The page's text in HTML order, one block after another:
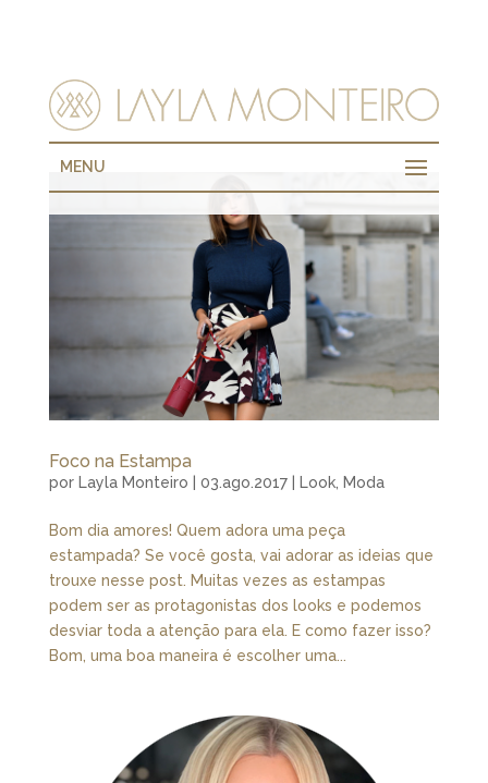
MENU
Foco na Estampa
por Layla Monteiro 03.ago.2017| Look, Moda
Bom dia amores! Quem adora uma peça
estampada? Se você gosta, vai adorar as ideias que
trouxe nesse post. Muitas vezes as estampas
podem ser as protagonistas dos looks e podemos
desviar toda a atenção para ela. E como fazer isso?
Bom, uma boa maneira é escolher uma...